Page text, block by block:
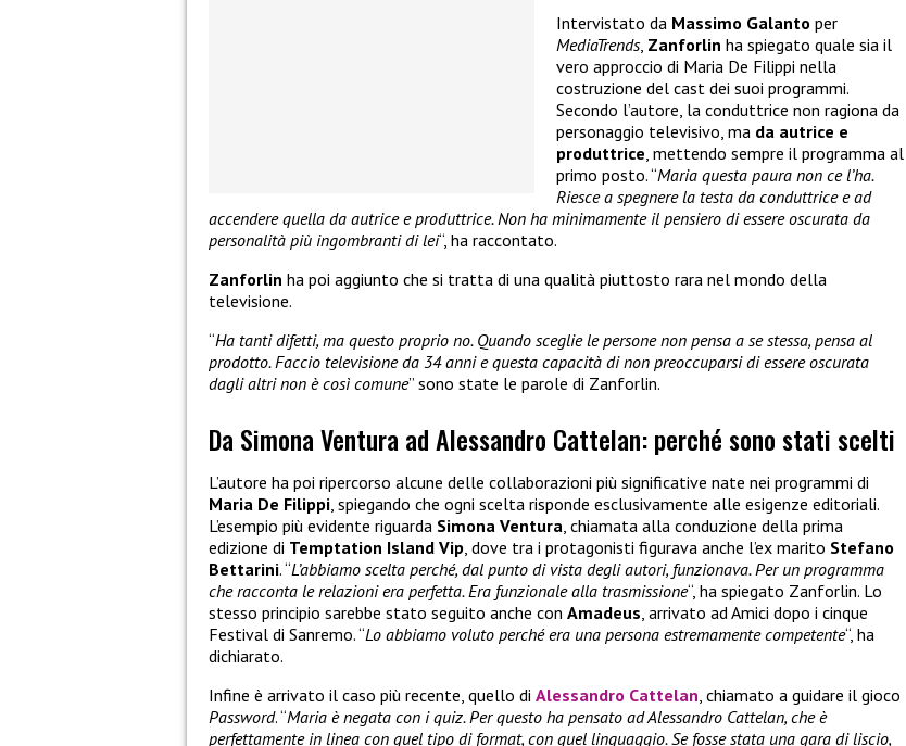
Intervistato da Massimo Galanto per
MediaTrends, Zanforlin ha spiegato quale sia il
vero approccio di Maria De Filippi nella
costruzione del cast dei suoi programmi.
Secondo l’autore, la conduttrice non ragiona da
personaggio televisivo, ma da autrice e
produttrice, mettendo sempre il programma al
primo posto. “Maria questa paura non ce l’ha.
Riesce a spegnere la testa da conduttrice e ad
accendere quella da autrice e produttrice. Non ha minimamente il pensiero di essere oscurata da
personalità più ingombranti di lei“, ha raccontato.
Zanforlin ha poi aggiunto che si tratta di una qualità piuttosto rara nel mondo della
televisione.
“Ha tanti difetti, ma questo proprio no. Quando sceglie le persone non pensa a se stessa, pensa al
prodotto. Faccio televisione da 34 anni e questa capacità di non preoccuparsi di essere oscurata
dagli altri non è così comune” sono state le parole di Zanforlin.
Da Simona Ventura ad Alessandro Cattelan: perché sono stati scelti
L’autore ha poi ripercorso alcune delle collaborazioni più significative nate nei programmi di
Maria De Filippi, spiegando che ogni scelta risponde esclusivamente alle esigenze editoriali.
L’esempio più evidente riguarda Simona Ventura, chiamata alla conduzione della prima
edizione di Temptation Island Vip, dove tra i protagonisti figurava anche l’ex marito Stefano
Bettarini. “L’abbiamo scelta perché, dal punto di vista degli autori, funzionava. Per un programma
che racconta le relazioni era perfetta. Era funzionale alla trasmissione“, ha spiegato Zanforlin. Lo
stesso principio sarebbe stato seguito anche con Amadeus, arrivato ad Amici dopo i cinque
Festival di Sanremo. “Lo abbiamo voluto perché era una persona estremamente competente“, ha
dichiarato.
Infine è arrivato il caso più recente, quello di Alessandro Cattelan, chiamato a guidare il gioco
Password. “Maria è negata con i quiz. Per questo ha pensato ad Alessandro Cattelan, che è
perfettamente in linea con quel tipo di format, con quel linguaggio. Se fosse stata una gara di liscio,